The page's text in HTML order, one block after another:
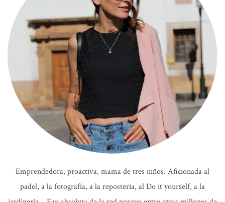
Emprendedora, proactiva, mama de tres niños. Aficionada al
padel, a la fotografía, a la repostería, al Do it yourself, a la